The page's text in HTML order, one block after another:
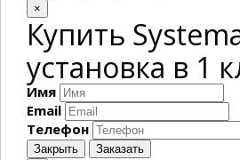
×
Купить
установка в 1
Имя
Email
Телефон
Закрыть
Заказать